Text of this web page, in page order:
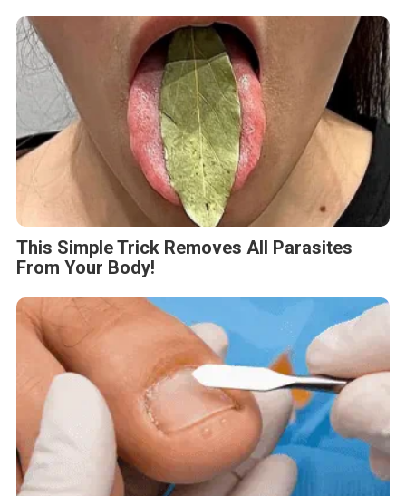
This Simple Trick Removes All Parasites
From Your Body!